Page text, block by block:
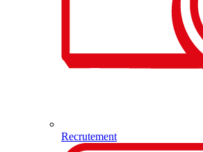
Recrutement